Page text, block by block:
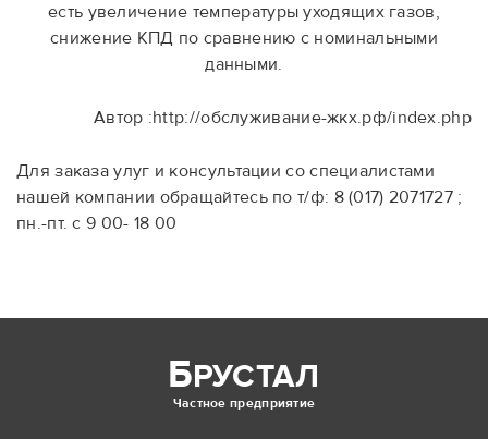
есть увеличение температуры уходящих газов,
снижение КПД по сравнению с номинальными
данными.
Автор :http://обслуживание-жкх.рф/index.php
Для заказа улуг и консультации со специалистами
нашей компании обращайтесь по т/ф: 8 (017) 2071727 ;
пн.-пт. с 9 00- 18 00
БРУСТАЛ
Частное предприятие